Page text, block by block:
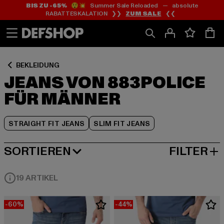
Zum
Inhalt
springen
Zum
Fußzeile
springen
BIS ZU -65%😲💥 Summer Sale Reloaded — absolute
RABATTESKALATION ❯❯ ZUM SALE ❮❮
BEKLEIDUNG
JEANS VON 883POLICE
FÜR MÄNNER
STRAIGHT FIT JEANS SLIM FIT JEANS
Zum
Produktraster
springen
SORTIEREN
BELIEBTESTE FILTER
19 ARTIKEL
-60% -44%